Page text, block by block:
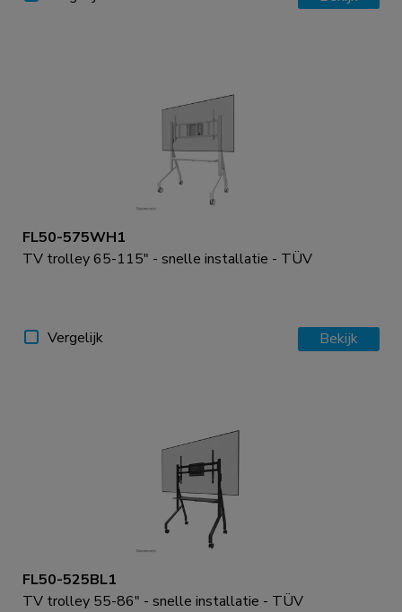
FL50-575WH1
TV trolley 65-115" - snelle installatie - TÜV
Vergelijk Bekijk
FL50-525BL1
TV trolley 55-86" - snelle installatie - TÜV